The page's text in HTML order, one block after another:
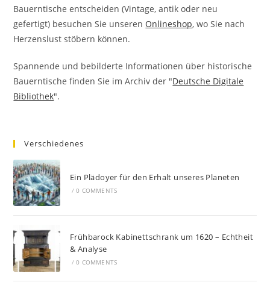
Bauerntische entscheiden (Vintage, antik oder neu
gefertigt) besuchen Sie unseren Onlineshop, wo Sie nach
Herzenslust stöbern können.
Spannende und bebilderte Informationen über historische
Bauerntische finden Sie im Archiv der "Deutsche Digitale
Bibliothek".
Verschiedenes
Ein Plädoyer für den Erhalt unseres Planeten
/ 0 COMMENTS
Frühbarock Kabinettschrank um 1620 – Echtheit
& Analyse
/ 0 COMMENTS